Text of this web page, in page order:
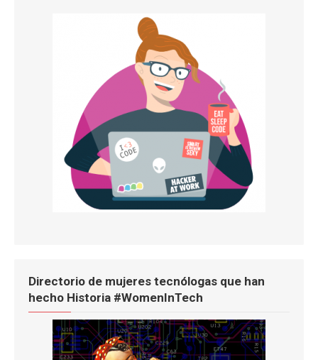
Directorio de mujeres tecnólogas que han
hecho Historia #WomenInTech